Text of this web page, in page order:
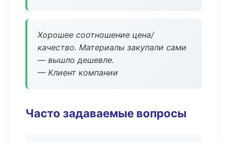
Хорошее соотношение цена/
качество. Материалы закупали сами
— вышло дешевле.
— Клиент компании
Часто задаваемые вопросы